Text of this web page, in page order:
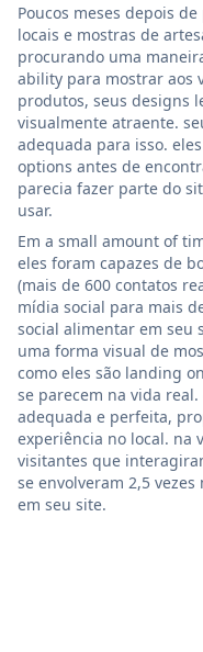
Poucos meses depois
locais e mostras de
procurando uma
ability para mostrar aos
produtos, seus designs
visualmente atraente.
adequada para isso.
options antes de
parecia fazer parte do
usar.
Em a small amount of
eles foram capazes de
(mais de 600 contatos
mídia social para mais
social alimentar em seu
uma forma visual de
como eles são landing
se parecem na vida
adequada e perfeita,
experiência no local. na
visitantes que
se envolveram 2,5
em seu site.